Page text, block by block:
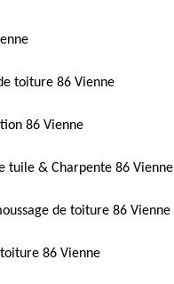
toiture 86 Vienne
86 Vienne
tuile & Charpente 86 Vienne
de toiture 86 Vienne
86 Vienne